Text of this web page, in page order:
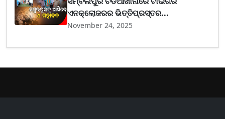
ଏନକ୍ଲୋଜରର ଭିତ୍ତିପ୍ରସ୍ତର...
November 24, 2025